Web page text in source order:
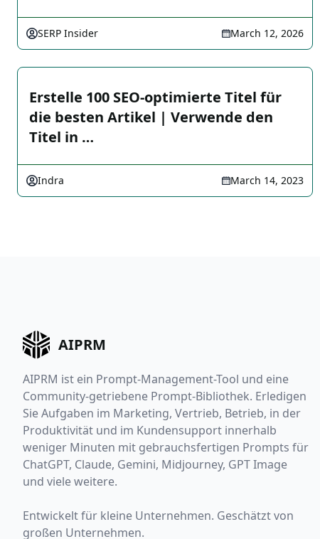
SERP Insider March 12, 2026
Erstelle 100 SEO-optimierte Titel für
die besten Artikel | Verwende den
Titel in …
Indra March 14, 2023
AIPRM
AIPRM ist ein Prompt-Management-Tool und eine
Community-getriebene Prompt-Bibliothek. Erledigen
Sie Aufgaben im Marketing, Vertrieb, Betrieb, in der
Produktivität und im Kundensupport innerhalb
weniger Minuten mit gebrauchsfertigen Prompts für
ChatGPT, Claude, Gemini, Midjourney, GPT Image
und viele weitere.
Entwickelt für kleine Unternehmen. Geschätzt von
großen Unternehmen.